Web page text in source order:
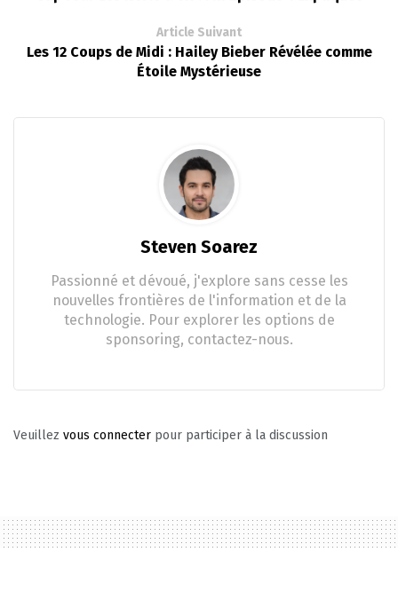
Article Suivant
Les 12 Coups de Midi : Hailey Bieber Révélée comme
Étoile Mystérieuse
Steven Soarez
Passionné et dévoué, j'explore sans cesse les
nouvelles frontières de l'information et de la
technologie. Pour explorer les options de
sponsoring, contactez-nous.
Veuillez vous connecter pour participer à la discussion